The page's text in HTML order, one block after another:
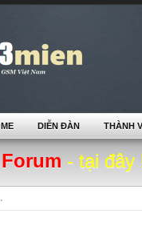
- tại đây
DIỄN ĐÀN THÀNH